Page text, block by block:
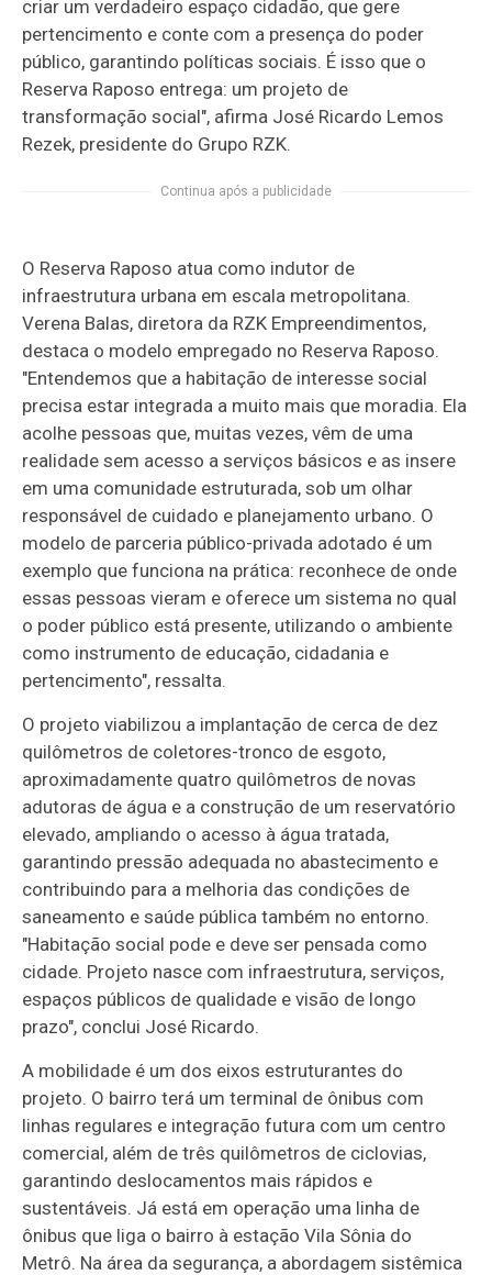
criar um verdadeiro espaço cidadão, que gere
pertencimento e conte com a presença do poder
público, garantindo políticas sociais. É isso que o
Reserva Raposo entrega: um projeto de
transformação social", afirma José Ricardo Lemos
Rezek, presidente do Grupo RZK.
Continua após a publicidade
O Reserva Raposo atua como indutor de
infraestrutura urbana em escala metropolitana.
Verena Balas, diretora da RZK Empreendimentos,
destaca o modelo empregado no Reserva Raposo.
"Entendemos que a habitação de interesse social
precisa estar integrada a muito mais que moradia. Ela
acolhe pessoas que, muitas vezes, vêm de uma
realidade sem acesso a serviços básicos e as insere
em uma comunidade estruturada, sob um olhar
responsável de cuidado e planejamento urbano. O
modelo de parceria público-privada adotado é um
exemplo que funciona na prática: reconhece de onde
essas pessoas vieram e oferece um sistema no qual
o poder público está presente, utilizando o ambiente
como instrumento de educação, cidadania e
pertencimento", ressalta.
O projeto viabilizou a implantação de cerca de dez
quilômetros de coletores-tronco de esgoto,
aproximadamente quatro quilômetros de novas
adutoras de água e a construção de um reservatório
elevado, ampliando o acesso à água tratada,
garantindo pressão adequada no abastecimento e
contribuindo para a melhoria das condições de
saneamento e saúde pública também no entorno.
"Habitação social pode e deve ser pensada como
cidade. Projeto nasce com infraestrutura, serviços,
espaços públicos de qualidade e visão de longo
prazo", conclui José Ricardo.
A mobilidade é um dos eixos estruturantes do
projeto. O bairro terá um terminal de ônibus com
linhas regulares e integração futura com um centro
comercial, além de três quilômetros de ciclovias,
garantindo deslocamentos mais rápidos e
sustentáveis. Já está em operação uma linha de
ônibus que liga o bairro à estação Vila Sônia do
Metrô. Na área da segurança, a abordagem sistêmica